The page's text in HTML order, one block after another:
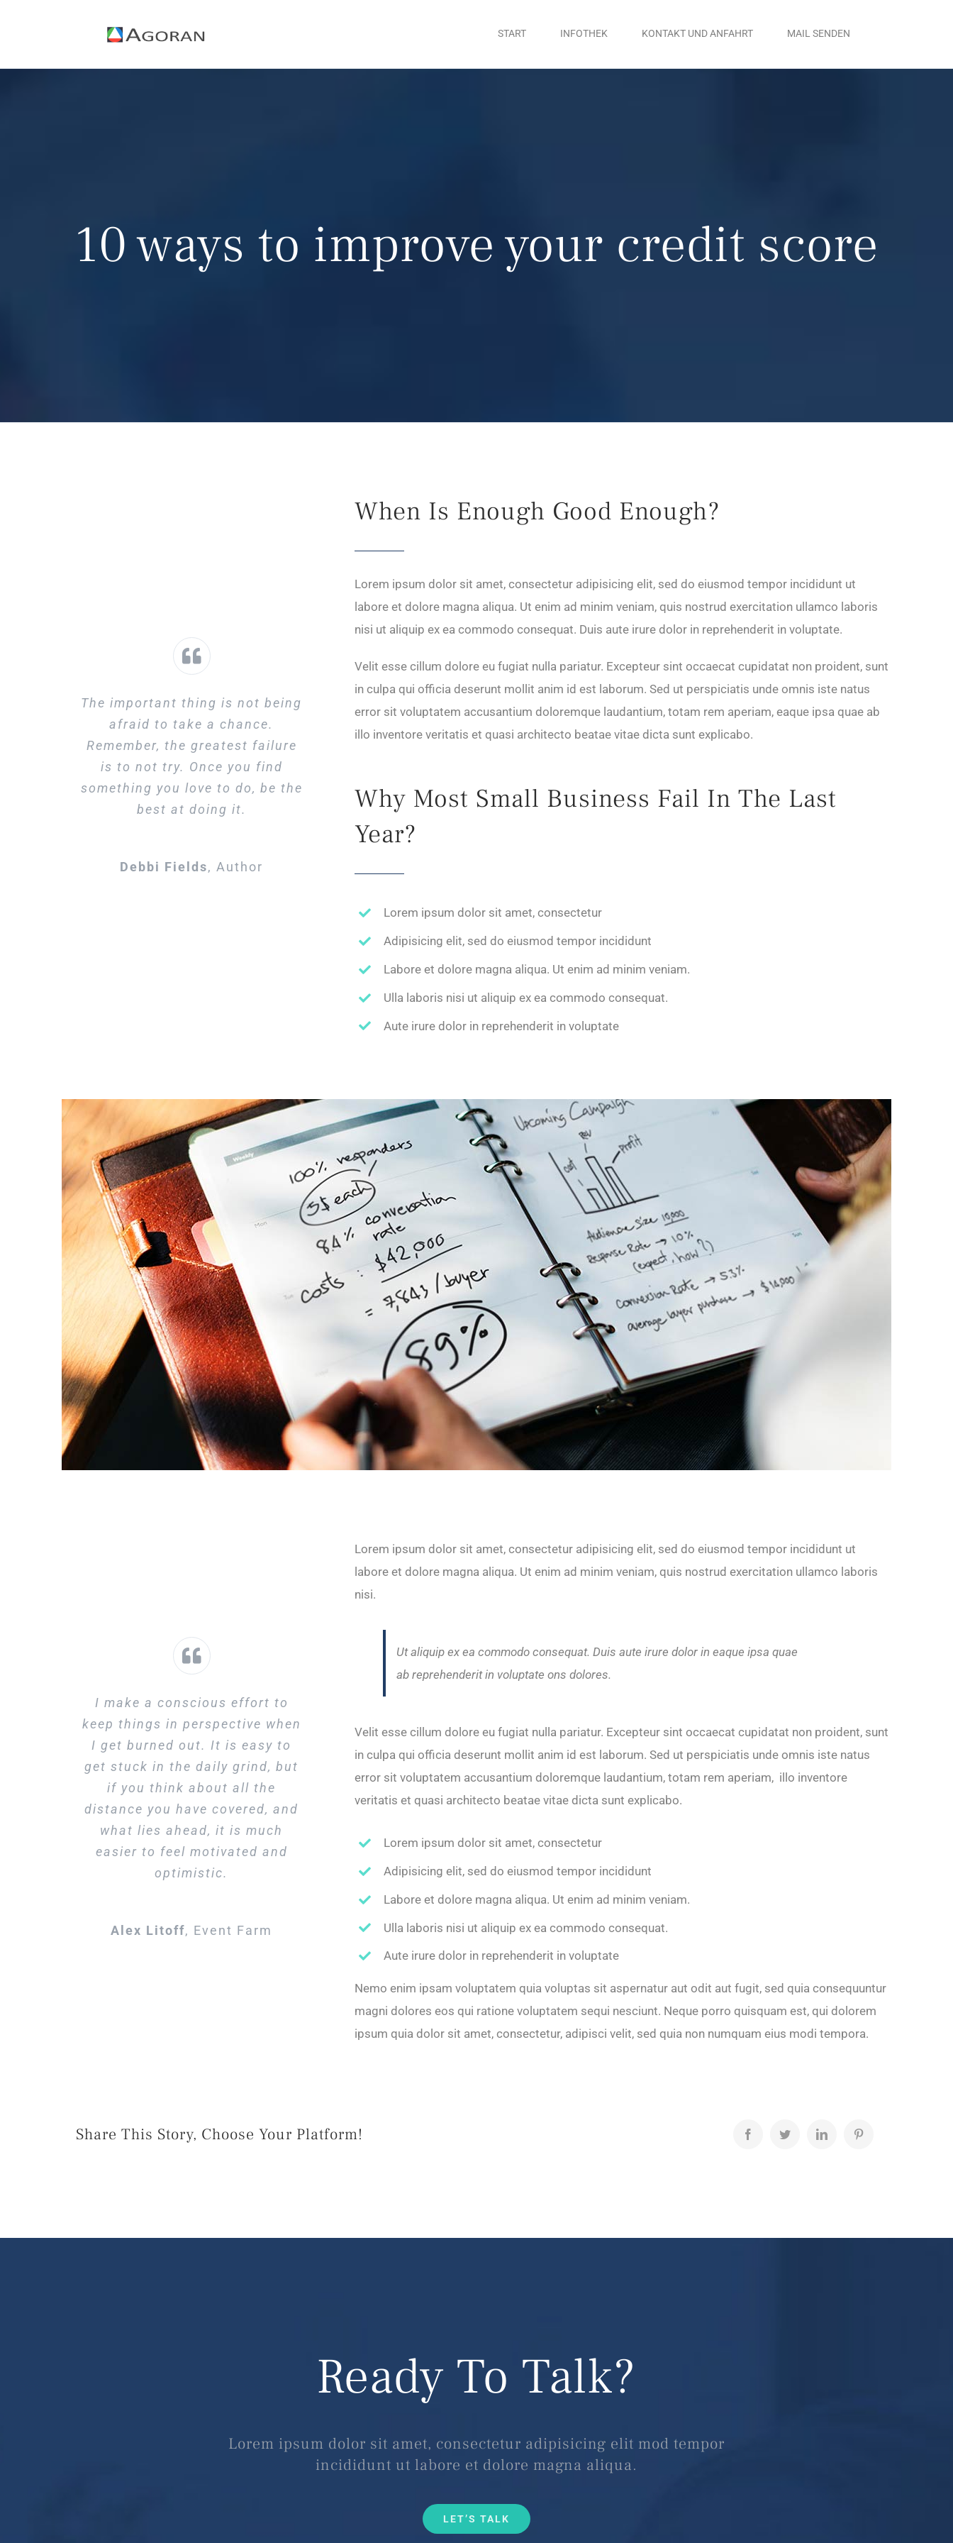
START INFOTHEK KONTAKT UND ANFAHRT MAIL SENDEN
10 ways to improve your credit score
The important thing is not being
afraid to take a chance.
Remember, the greatest failure
is to not try. Once you find
something you love to do, be the
best at doing it.
Debbi Fields, Author
When Is Enough Good Enough?
Lorem ipsum dolor sit amet, consectetur adipisicing elit, sed do eiusmod tempor incididunt ut
labore et dolore magna aliqua. Ut enim ad minim veniam, quis nostrud exercitation ullamco laboris
nisi ut aliquip ex ea commodo consequat. Duis aute irure dolor in reprehenderit in voluptate.
Velit esse cillum dolore eu fugiat nulla pariatur. Excepteur sint occaecat cupidatat non proident, sunt
in culpa qui officia deserunt mollit anim id est laborum. Sed ut perspiciatis unde omnis iste natus
error sit voluptatem accusantium doloremque laudantium, totam rem aperiam, eaque ipsa quae ab
illo inventore veritatis et quasi architecto beatae vitae dicta sunt explicabo.
Why Most Small Business Fail In The Last
Year?
Lorem ipsum dolor sit amet, consectetur
Adipisicing elit, sed do eiusmod tempor incididunt
Labore et dolore magna aliqua. Ut enim ad minim veniam.
Ulla laboris nisi ut aliquip ex ea commodo consequat.
Aute irure dolor in reprehenderit in voluptate
I make a conscious effort to
keep things in perspective when
I get burned out. It is easy to
get stuck in the daily grind, but
if you think about all the
distance you have covered, and
what lies ahead, it is much
easier to feel motivated and
optimistic.
Alex Litoff, Event Farm
Lorem ipsum dolor sit amet, consectetur adipisicing elit, sed do eiusmod tempor incididunt ut
labore et dolore magna aliqua. Ut enim ad minim veniam, quis nostrud exercitation ullamco laboris
nisi.
Ut aliquip ex ea commodo consequat. Duis aute irure dolor in eaque ipsa quae
ab reprehenderit in voluptate ons dolores.
Velit esse cillum dolore eu fugiat nulla pariatur. Excepteur sint occaecat cupidatat non proident, sunt
in culpa qui officia deserunt mollit anim id est laborum. Sed ut perspiciatis unde omnis iste natus
error sit voluptatem accusantium doloremque laudantium, totam rem aperiam, illo inventore
veritatis et quasi architecto beatae vitae dicta sunt explicabo.
Lorem ipsum dolor sit amet, consectetur
Adipisicing elit, sed do eiusmod tempor incididunt
Labore et dolore magna aliqua. Ut enim ad minim veniam.
Ulla laboris nisi ut aliquip ex ea commodo consequat.
Aute irure dolor in reprehenderit in voluptate
Nemo enim ipsam voluptatem quia voluptas sit aspernatur aut odit aut fugit, sed quia consequuntur
magni dolores eos qui ratione voluptatem sequi nesciunt. Neque porro quisquam est, qui dolorem
ipsum quia dolor sit amet, consectetur, adipisci velit, sed quia non numquam eius modi tempora.
Share This Story, Choose Your Platform!
Ready To Talk?
Lorem ipsum dolor sit amet, consectetur adipisicing elit mod tempor
incididunt ut labore et dolore magna aliqua.
LET’S TALK